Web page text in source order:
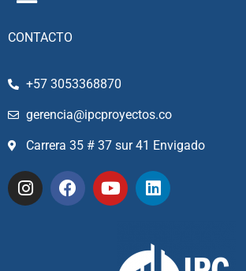
CONTACTO
+57 3053368870
gerencia@ipcproyectos.co
Carrera 35 # 37 sur 41 Envigado